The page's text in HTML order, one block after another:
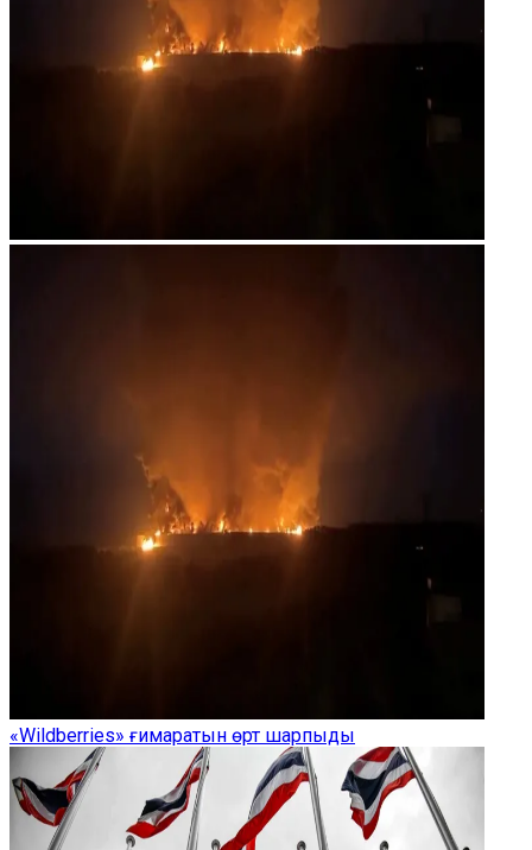
«Wildberries» ғимаратын өрт шарпыды